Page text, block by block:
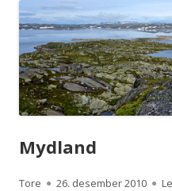
Mydland
Forfatter
Tore Publisert
26. desember 2010